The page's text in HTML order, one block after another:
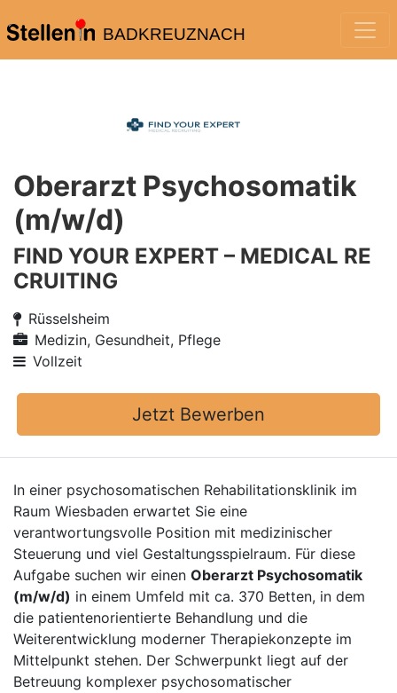
BADKREUZNACH
Oberarzt Psychosomatik
(m/w/d)
FIND YOUR EXPERT – MEDICAL RE
CRUITING
Rüsselsheim
Medizin, Gesundheit, Pflege
Vollzeit
Jetzt Bewerben
In einer psychosomatischen Rehabilitationsklinik im
Raum Wiesbaden erwartet Sie eine
verantwortungsvolle Position mit medizinischer
Steuerung und viel Gestaltungsspielraum. Für diese
Aufgabe suchen wir einen Oberarzt Psychosomatik
(m/w/d) in einem Umfeld mit ca. 370 Betten, in dem
die patientenorientierte Behandlung und die
Weiterentwicklung moderner Therapiekonzepte im
Mittelpunkt stehen. Der Schwerpunkt liegt auf der
Betreuung komplexer psychosomatischer